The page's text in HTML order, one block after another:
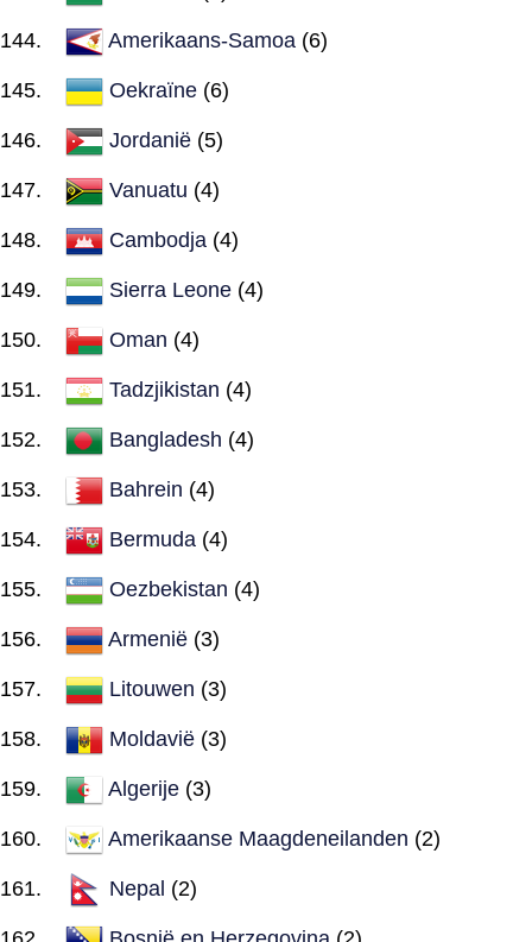
Amerikaans-Samoa (6)
Oekraïne (6)
Jordanië (5)
Vanuatu (4)
Cambodja (4)
Sierra Leone (4)
Oman (4)
Tadzjikistan (4)
Bangladesh (4)
Bahrein (4)
Bermuda (4)
Oezbekistan (4)
Armenië (3)
Litouwen (3)
Moldavië (3)
Algerije (3)
Amerikaanse Maagdeneilanden (2)
Nepal (2)